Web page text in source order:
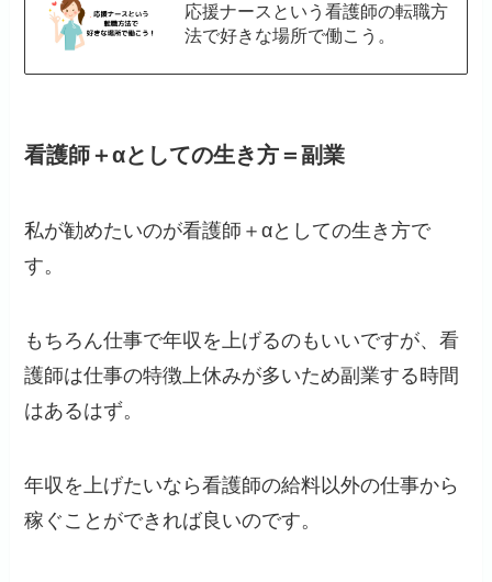
応援ナースという看護師の転職方
法で好きな場所で働こう。
看護師＋αとしての生き方＝副業
私が勧めたいのが看護師＋αとしての生き方で
す。
もちろん仕事で年収を上げるのもいいですが、看
護師は仕事の特徴上休みが多いため副業する時間
はあるはず。
年収を上げたいなら看護師の給料以外の仕事から
稼ぐことができれば良いのです。